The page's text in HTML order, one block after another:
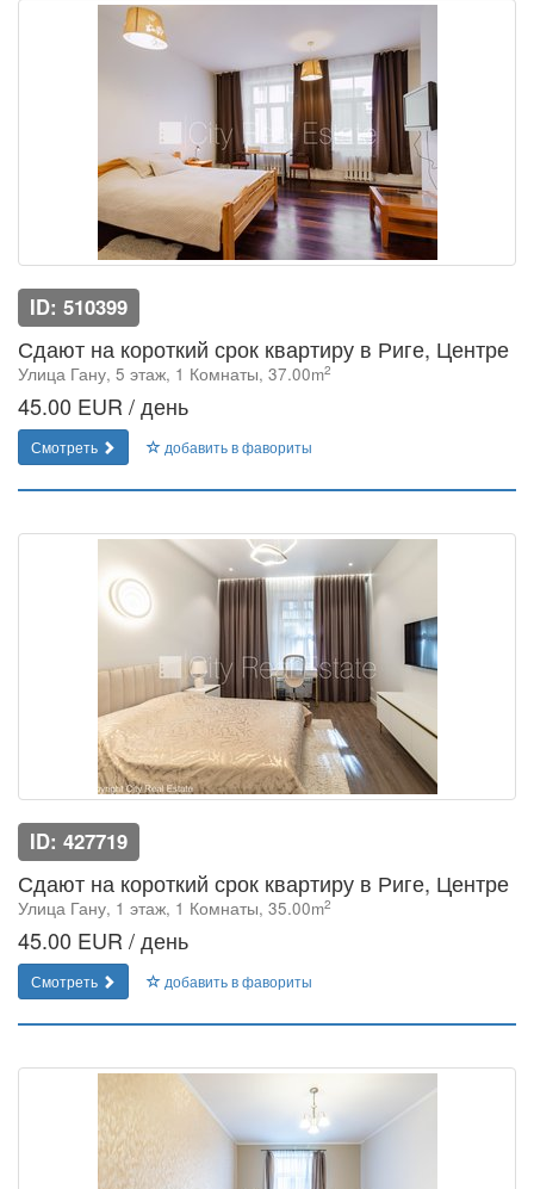
ID: 510399
Сдают на короткий срок квартиру в Риге, Центре
Улица Гану, 5 этаж, 1 Комнаты, 37.00m2
45.00 EUR / день
Смотреть добавить в фавориты
ID: 427719
Сдают на короткий срок квартиру в Риге, Центре
Улица Гану, 1 этаж, 1 Комнаты, 35.00m2
45.00 EUR / день
Смотреть добавить в фавориты